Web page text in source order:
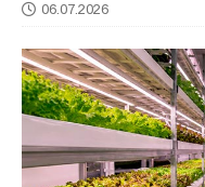
06.07.2026